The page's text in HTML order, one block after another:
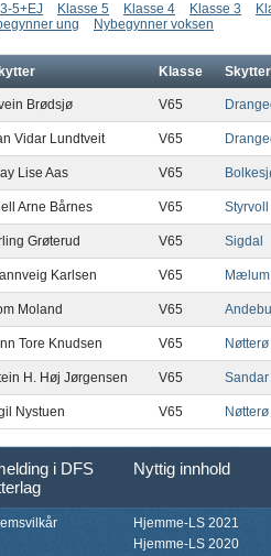
3-5+EJ Klasse 5 Klasse 4 Klasse 3
ung Nybegynner voksen
Klasse
Brødsjø V65
Vidar Lundtveit V65
Lise Aas V65
Arne Bårnes V65 Styrvoll
Grøterud V65 Sigdal
Karlsen V65 Mælum
Moland V65 Andebu
Tore Knudsen V65 Nøtterø
H. Høj Jørgensen V65 Sandar
Nystuen V65 Nøtterø
i DFS
Nyttig innhold
Hjemme-LS 2021
Hjemme-LS 2020